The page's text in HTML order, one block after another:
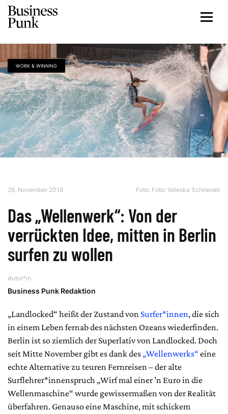
WORK & WINNING
26. November 2019 Foto: Foto: Valeska Schneider
Das „Wellenwerk“: Von der
verrückten Idee, mitten in Berlin
surfen zu wollen
Autor*in
Business Punk Redaktion
„Landlocked“ heißt der Zustand von Surfer*innen, die sich
in einem Leben fernab des nächsten Ozeans wiederfinden.
Berlin ist so ziemlich der Superlativ von Landlocked. Doch
seit Mitte November gibt es dank des „Wellenwerks“ eine
echte Alternative zu teuren Fernreisen – der alte
Surflehrer*innenspruch „Wirf mal einer ’n Euro in die
Wellenmaschine“ wurde gewissermaßen von der Realität
überfahren. Genauso eine Maschine, mit schickem